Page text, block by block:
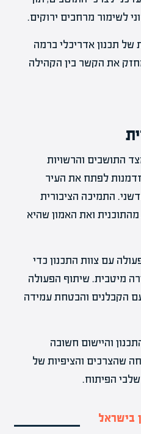
לשימור מרחבים ירוקים.
תכנון אדריכלי ברמה
את הקשר בין הקהילה
התושבים והרשויות
לפתח את העיר
התמיכה הציבורית
ואת האמון שהיא
עם צוות התכנון כדי
מיטבית. שיתוף הפעולה
הקבלנים והבטחת עמידה
והיישום חשובה
שהצרכים והציפיות של
הפיתוח.
בישראל